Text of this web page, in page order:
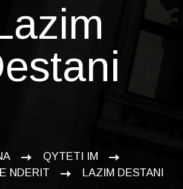
QYTETI IM
NDERIT
LAZIM DESTANI